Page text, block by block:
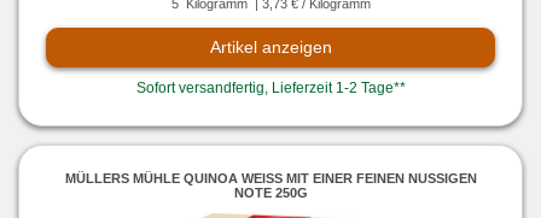
5 Kilogramm | 3,73 € / Kilogramm
Artikel anzeigen
Sofort versandfertig, Lieferzeit 1-2 Tage**
MÜLLERS MÜHLE QUINOA WEISS MIT EINER FEINEN NUSSIGEN
NOTE 250G